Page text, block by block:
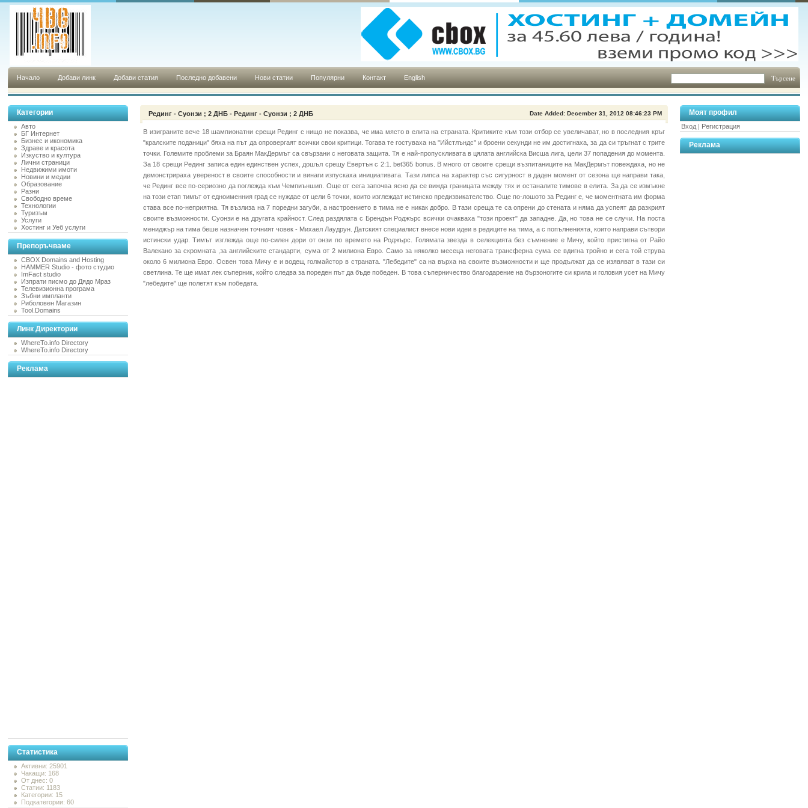
Начало Добави линк Добави статия Последно добавени Нови статии Популярни Контакт English
Категории
Авто
БГ Интернет
Бизнес и икономика
Здраве и красота
Изкуство и култура
Лични страници
Недвижими имоти
Новини и медии
Образование
Разни
Свободно време
Технологии
Туризъм
Услуги
Хостинг и Уеб услуги
Препоръчваме
CBOX Domains and Hosting
HAMMER Studio - фото студио
ImFact studio
Изпрати писмо до Дядо Мраз
Телевизионна програма
Зъбни импланти
Риболовен Магазин
Tool.Domains
Линк Директории
WhereTo.info Directory
WhereTo.info Directory
Реклама
Статистика
Активни: 25901
Чакащи: 168
От днес: 0
Статии: 1183
Категории: 15
Подкатегории: 60
Date Added: December 31, 2012 08:46:23 PM
Рединг - Суонзи ; 2 ДНБ - Рединг - Суонзи ; 2 ДНБ
В изиграните вече 18 шампионатни срещи Рединг с нищо не показва, че има място в елита на страната. Критиките към този отбор се увеличават, но в последния кръг
"кралските поданици" бяха на път да опровергаят всички свои критици. Тогава те гостуваха на "Ийстлъндс" и броени секунди не им достигнаха, за да си тръгнат с трите
точки. Големите проблеми за Браян МакДермът са свързани с неговата защита. Тя е най-пропускливата в цялата английска Висша лига, цели 37 попадения до момента.
За 18 срещи Рединг записа един единствен успех, дошъл срещу Евертън с 2:1. bet365 bonus. В много от своите срещи възпитаниците на МакДермът повеждаха, но не
демонстрираха увереност в своите способности и винаги изпускаха инициативата. Тази липса на характер със сигурност в даден момент от сезона ще направи така,
че Рединг все по-сериозно да поглежда към Чемпиъншип. Още от сега започва ясно да се вижда границата между тях и останалите тимове в елита. За да се измъкне
на този етап тимът от едноименния град се нуждае от цели 6 точки, които изглеждат истинско предизвикателство. Още по-лошото за Рединг е, че моментната им форма
става все по-неприятна. Тя възлиза на 7 поредни загуби, а настроението в тима не е никак добро. В тази среща те са опрени до стената и няма да успеят да разкрият
своите възможности. Суонзи е на другата крайност. След раздялата с Брендън Роджърс всички очакваха "този проект" да западне. Да, но това не се случи. На поста
мениджър на тима беше назначен точният човек - Михаел Лаудрун. Датският специалист внесе нови идеи в редиците на тима, а с попълненията, които направи сътвори
истински удар. Тимът изглежда още по-силен дори от онзи по времето на Роджърс. Голямата звезда в селекцията без съмнение е Мичу, който пристигна от Райо
Валекано за скромната ,за английските стандарти, сума от 2 милиона Евро. Само за няколко месеца неговата трансферна сума се вдигна тройно и сега той струва
около 6 милиона Евро. Освен това Мичу е и водещ голмайстор в страната. "Лебедите" са на върха на своите възможности и ще продължат да се изявяват в тази си
светлина. Те ще имат лек съперник, който следва за пореден път да бъде победен. В това съперничество благодарение на бързоногите си крила и головия усет на Мичу
"лебедите" ще полетят към победата.
Моят профил
Вход | Регистрация
Реклама